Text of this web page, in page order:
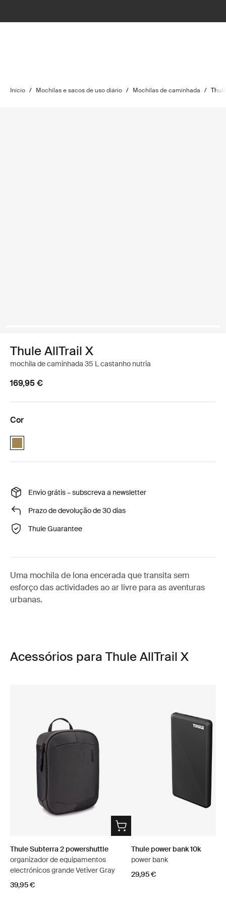
Início / Mochilas e sacos de uso diário / Mochilas de caminhada /
Thule AllTrail X
mochila de caminhada 35 L castanho nutria
169,95 €
Cor
Thule AllTrail X 35L Nutria brown (selected)
Envio grátis – subscreva a newsletter
Prazo de devolução de 30 dias
Thule Guarantee
Uma mochila de lona encerada que transita sem
esforço das actividades ao ar livre para as aventuras
urbanas.
Acessórios para Thule AllTrail X
Thule Subterra 2 powershuttle
organizador de equipamentos
electrónicos grande Vetiver Gray
39,95 €
Thule power bank 10k
power bank
29,95 €